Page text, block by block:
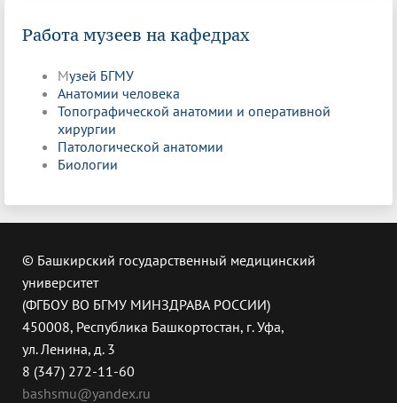
Работа музеев на кафедрах
Музей БГМУ
Анатомии человека
Топографической анатомии и оперативной
хирургии
Патологической анатомии
Биологии
© Башкирский государственный медицинский
университет
(ФГБОУ ВО БГМУ МИНЗДРАВА РОССИИ)
450008, Республика Башкортостан, г. Уфа,
ул. Ленина, д. 3
8 (347) 272-11-60
bashsmu@yandex.ru